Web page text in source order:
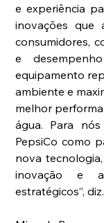
e experiência
inovações que
consumidores,
e
equipamento
ambiente e
melhor
água. Para
PepsiCo como
nova
inovação e a
estratégicos”, diz.